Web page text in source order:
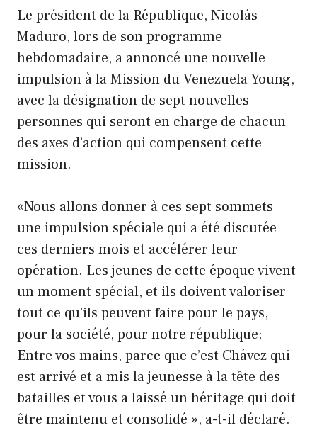
Le président de la République, Nicolás
Maduro, lors de son programme
hebdomadaire, a annoncé une nouvelle
impulsion à la Mission du Venezuela Young,
avec la désignation de sept nouvelles
personnes qui seront en charge de chacun
des axes d’action qui compensent cette
mission.
«Nous allons donner à ces sept sommets
une impulsion spéciale qui a été discutée
ces derniers mois et accélérer leur
opération. Les jeunes de cette époque vivent
un moment spécial, et ils doivent valoriser
tout ce qu’ils peuvent faire pour le pays,
pour la société, pour notre république;
Entre vos mains, parce que c’est Chávez qui
est arrivé et a mis la jeunesse à la tête des
batailles et vous a laissé un héritage qui doit
être maintenu et consolidé », a-t-il déclaré.